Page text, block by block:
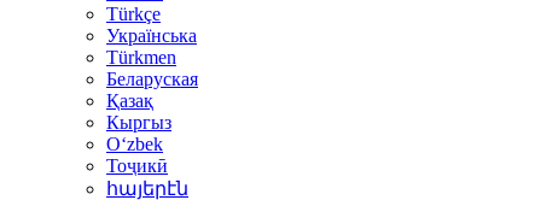
Türkçe
Українська
Türkmen
Беларуская
Қазақ
Кыргыз
Oʻzbek
Тоҷикӣ
հայերէն